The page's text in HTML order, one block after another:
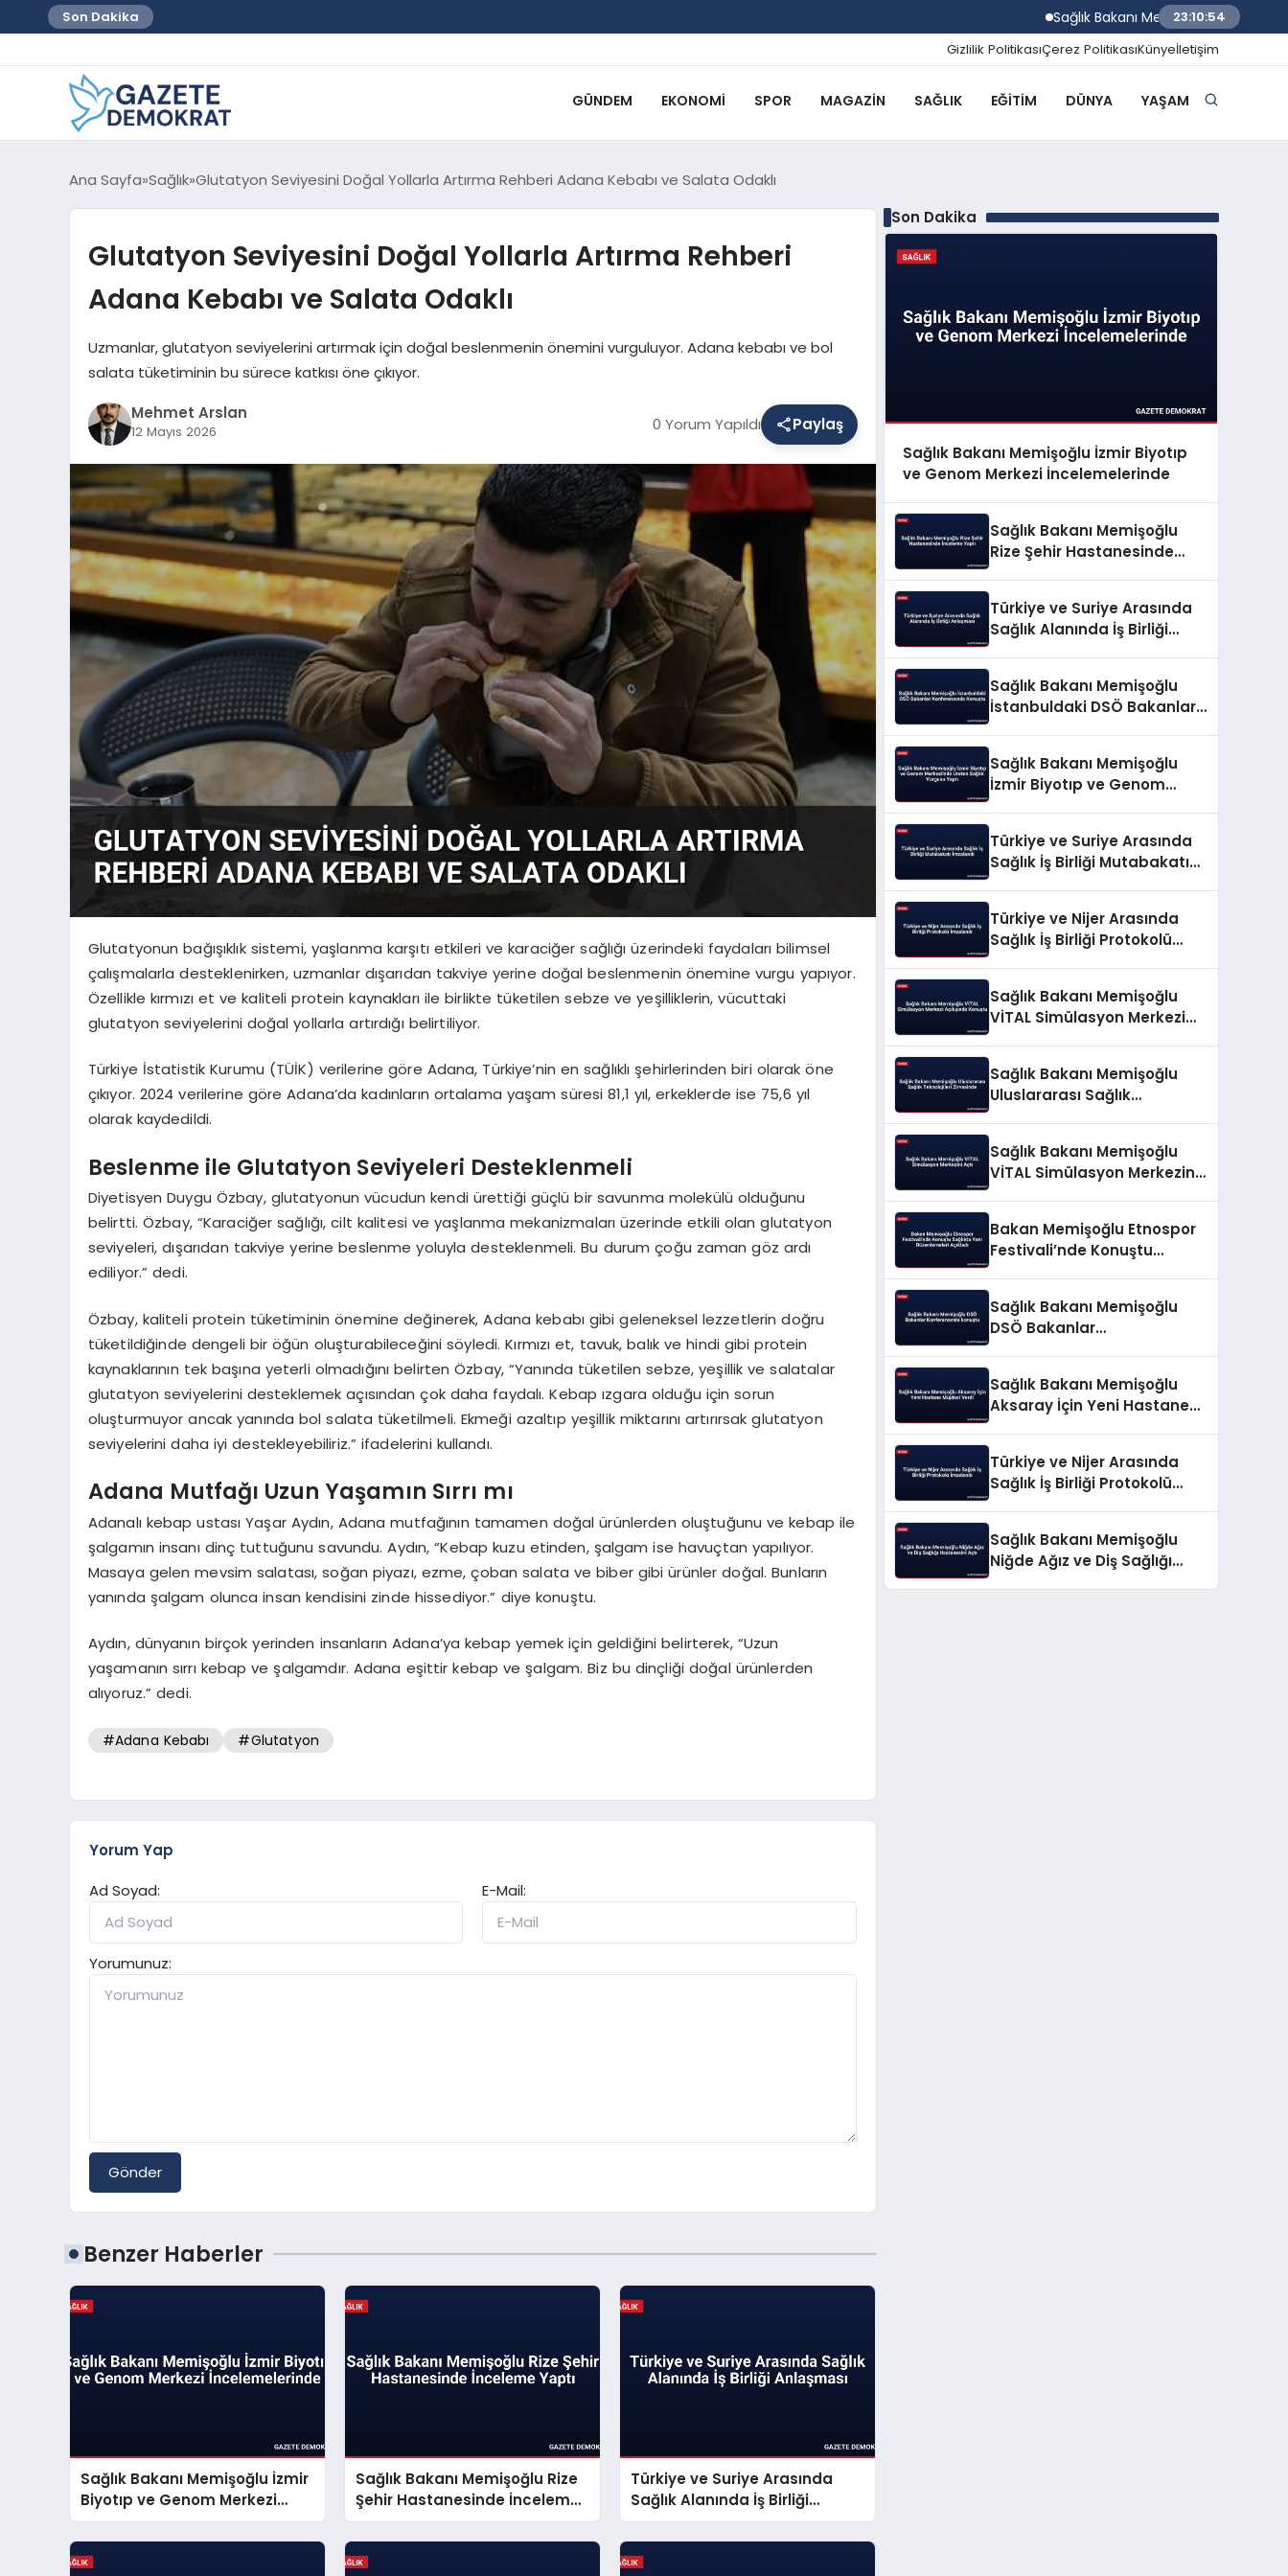
Son Dakika Sağlık Bakanı Memişoğlu İzmir Biyotıp
23:10:55
Gizlilik PolitikasıÇerez PolitikasıKünyeİletişim
GÜNDEM EKONOMI SPOR MAGAZIN SAĞLIK EĞITIM DÜNYA YAŞAM
Ana Sayfa Sağlık Glutatyon Seviyesini Doğal Yollarla Artırma Rehberi Adana Kebabı ve Salata Odaklı
Glutatyon Seviyesini Doğal Yollarla Artırma Rehberi
Adana Kebabı ve Salata Odaklı
Uzmanlar, glutatyon seviyelerini artırmak için doğal beslenmenin önemini vurguluyor. Adana kebabı ve bol
salata tüketiminin bu sürece katkısı öne çıkıyor.
Mehmet Arslan
12 Mayıs 2026 0 Yorum Yapıldı Paylaş
Glutatyonun bağışıklık sistemi, yaşlanma karşıtı etkileri ve karaciğer sağlığı üzerindeki faydaları bilimsel
çalışmalarla desteklenirken, uzmanlar dışarıdan takviye yerine doğal beslenmenin önemine vurgu yapıyor.
Özellikle kırmızı et ve kaliteli protein kaynakları ile birlikte tüketilen sebze ve yeşilliklerin, vücuttaki
glutatyon seviyelerini doğal yollarla artırdığı belirtiliyor.
Türkiye İstatistik Kurumu (TÜİK) verilerine göre Adana, Türkiye’nin en sağlıklı şehirlerinden biri olarak öne
çıkıyor. 2024 verilerine göre Adana’da kadınların ortalama yaşam süresi 81,1 yıl, erkeklerde ise 75,6 yıl
olarak kaydedildi.
Beslenme ile Glutatyon Seviyeleri Desteklenmeli
Diyetisyen Duygu Özbay, glutatyonun vücudun kendi ürettiği güçlü bir savunma molekülü olduğunu
belirtti. Özbay, “Karaciğer sağlığı, cilt kalitesi ve yaşlanma mekanizmaları üzerinde etkili olan glutatyon
seviyeleri, dışarıdan takviye yerine beslenme yoluyla desteklenmeli. Bu durum çoğu zaman göz ardı
ediliyor.” dedi.
Özbay, kaliteli protein tüketiminin önemine değinerek, Adana kebabı gibi geleneksel lezzetlerin doğru
tüketildiğinde dengeli bir öğün oluşturabileceğini söyledi. Kırmızı et, tavuk, balık ve hindi gibi protein
kaynaklarının tek başına yeterli olmadığını belirten Özbay, “Yanında tüketilen sebze, yeşillik ve salatalar
glutatyon seviyelerini desteklemek açısından çok daha faydalı. Kebap ızgara olduğu için sorun
oluşturmuyor ancak yanında bol salata tüketilmeli. Ekmeği azaltıp yeşillik miktarını artırırsak glutatyon
seviyelerini daha iyi destekleyebiliriz.” ifadelerini kullandı.
Adana Mutfağı Uzun Yaşamın Sırrı mı
Adanalı kebap ustası Yaşar Aydın, Adana mutfağının tamamen doğal ürünlerden oluştuğunu ve kebap ile
şalgamın insanı dinç tuttuğunu savundu. Aydın, “Kebap kuzu etinden, şalgam ise havuçtan yapılıyor.
Masaya gelen mevsim salatası, soğan piyazı, ezme, çoban salata ve biber gibi ürünler doğal. Bunların
yanında şalgam olunca insan kendisini zinde hissediyor.” diye konuştu.
Aydın, dünyanın birçok yerinden insanların Adana’ya kebap yemek için geldiğini belirterek, “Uzun
yaşamanın sırrı kebap ve şalgamdır. Adana eşittir kebap ve şalgam. Biz bu dinçliği doğal ürünlerden
alıyoruz.” dedi.
#Adana Kebabı #Glutatyon
Yorum Yap
Ad Soyad:
E-Mail:
Yorumunuz:
Gönder
Benzer Haberler
Sağlık Bakanı Memişoğlu İzmir
Biyotıp ve Genom Merkezi
İncelemelerinde
Sağlık Bakanı Memişoğlu Rize
Şehir Hastanesinde İnceleme
Yaptı
Türkiye ve Suriye Arasında
Sağlık Alanında İş Birliği
Anlaşması
Son Dakika
Sağlık Bakanı Memişoğlu İzmir Biyotıp
ve Genom Merkezi İncelemelerinde
Sağlık Bakanı Memişoğlu
Rize Şehir Hastanesinde
Türkiye ve Suriye Arasında
Sağlık Alanında İş Birliği
Sağlık Bakanı Memişoğlu
İstanbuldaki DSÖ Bakanlar
Sağlık Bakanı Memişoğlu
İzmir Biyotıp ve Genom
Türkiye ve Suriye Arasında
Sağlık İş Birliği Mutabakatı
Türkiye ve Nijer Arasında
Sağlık İş Birliği Protokolü
Sağlık Bakanı Memişoğlu
VİTAL Simülasyon Merkezi
Sağlık Bakanı Memişoğlu
Uluslararası Sağlık
Sağlık Bakanı Memişoğlu
VİTAL Simülasyon Merkezini
Bakan Memişoğlu Etnospor
Festivali’nde Konuştu
Sağlık Bakanı Memişoğlu
DSÖ Bakanlar
Sağlık Bakanı Memişoğlu
Aksaray İçin Yeni Hastane
Türkiye ve Nijer Arasında
Sağlık İş Birliği Protokolü
Sağlık Bakanı Memişoğlu
Niğde Ağız ve Diş Sağlığı